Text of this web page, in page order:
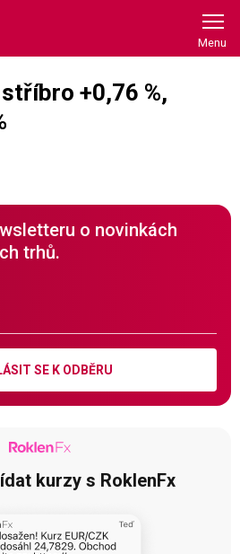
+0,76 %,
o novinkách
trhů.
SE K ODBĚRU
kurzy s RoklenFx